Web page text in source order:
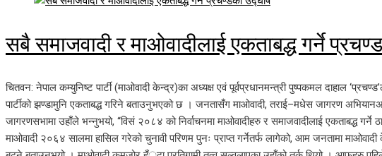
सबै समाजवादी र माओवादीलाई एकताबद्ध गर्ने
चितवन: नेपाल कम्युनिष्ट पार्टी (माओवादी केन्द्र)का अध्यक्ष एवं पूर्वप्रधानमन्त्री पुष्पकमल दाहाल
पार्टीको झण्डामुनि एकताबद्ध गरिने बताउनुभएको छ । जनतासँग माओवादी, तराई–मधेस जागरण
जागरणसभामा उहाँले भन्नुभयो, “विसं २०८४ को निर्वाचनमा माओवादीहरु र समाजवादीलाई एकताबद्ध गर्ने
माओवादी २०६४ सालमा हासिल गरेको चुनावी परिणम पुनः प्राप्त गर्नेतर्फ लागेको, आम जनतामा